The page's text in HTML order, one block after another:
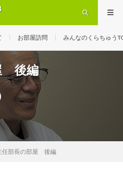
お部屋訪問 みんなのくらちゅう
後編
任部長の部屋 後編